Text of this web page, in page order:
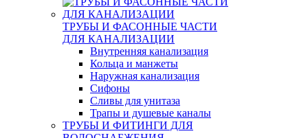
ТРУБЫ И ФАСОННЫЕ ЧАСТИ
ДЛЯ КАНАЛИЗАЦИИ
Внутренняя канализация
Кольца и манжеты
Наружная канализация
Сифоны
Сливы для унитаза
Трапы и душевые каналы
ТРУБЫ И ФИТИНГИ ДЛЯ